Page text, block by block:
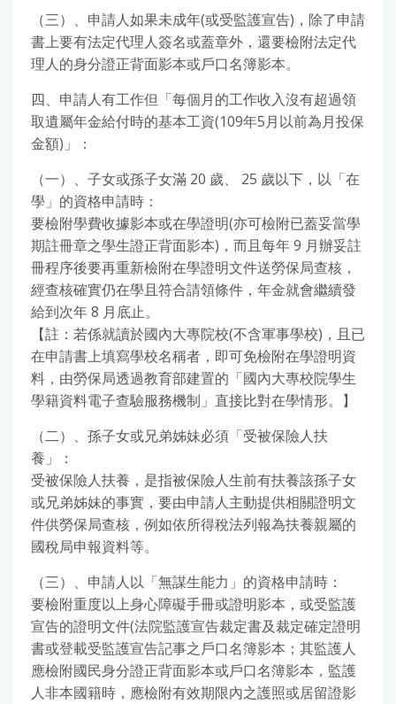
（三）、申請人如果未成年(或受監護宣告)，除了申請
書上要有法定代理人簽名或蓋章外，還要檢附法定代
理人的身分證正背面影本或戶口名簿影本。
四、申請人有工作但「每個月的工作收入沒有超過領
取遺屬年金給付時的基本工資(109年5月以前為月投保
金額)」：
（一）、子女或孫子女滿 20 歲、 25 歲以下，以「在
學」的資格申請時：
要檢附學費收據影本或在學證明(亦可檢附已蓋妥當學
期註冊章之學生證正背面影本)，而且每年 9 月辦妥註
冊程序後要再重新檢附在學證明文件送勞保局查核，
經查核確實仍在學且符合請領條件，年金就會繼續發
給到次年 8 月底止。
【註：若係就讀於國內大專院校(不含軍事學校)，且已
在申請書上填寫學校名稱者，即可免檢附在學證明資
料，由勞保局透過教育部建置的「國內大專校院學生
學籍資料電子查驗服務機制」直接比對在學情形。】
（二）、孫子女或兄弟姊妹必須「受被保險人扶
養」：
受被保險人扶養，是指被保險人生前有扶養該孫子女
或兄弟姊妹的事實，要由申請人主動提供相關證明文
件供勞保局查核，例如依所得稅法列報為扶養親屬的
國稅局申報資料等。
（三）、申請人以「無謀生能力」的資格申請時：
要檢附重度以上身心障礙手冊或證明影本，或受監護
宣告的證明文件(法院監護宣告裁定書及裁定確定證明
書或登載受監護宣告記事之戶口名簿影本；其監護人
應檢附國民身分證正背面影本或戶口名簿影本，監護
人非本國籍時，應檢附有效期限內之護照或居留證影